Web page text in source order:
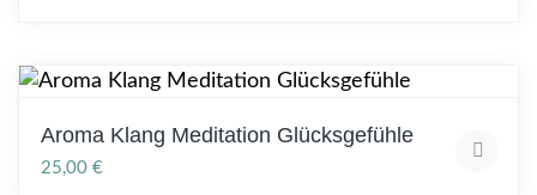
Aroma Klang Meditation Glücksgefühle
25,00 €